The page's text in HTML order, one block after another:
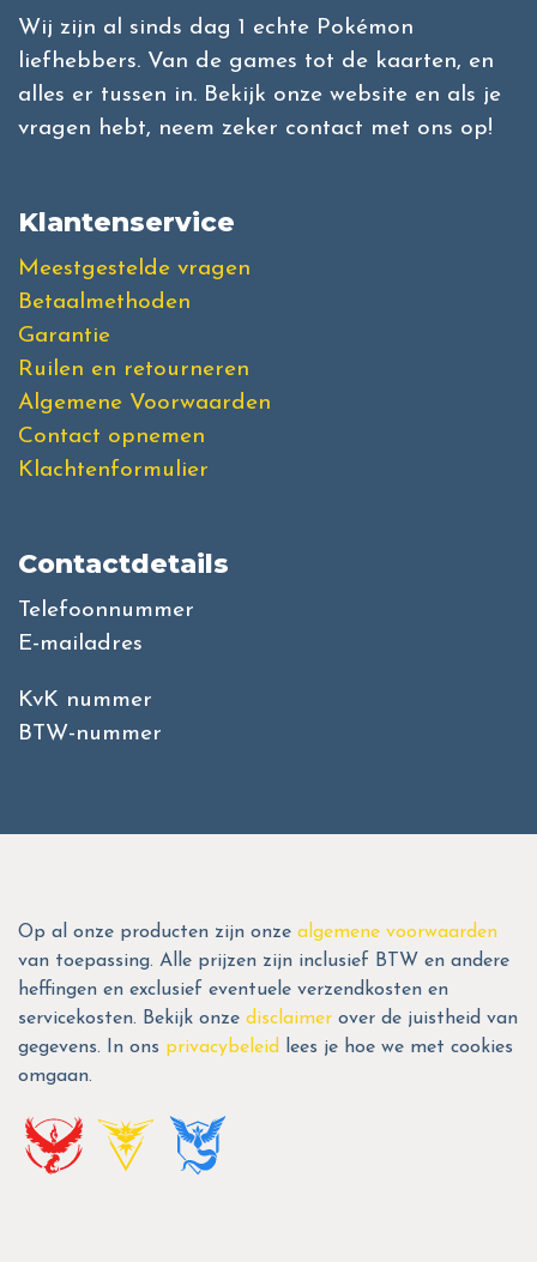
Wij zijn al sinds dag 1 echte Pokémon
liefhebbers. Van de games tot de kaarten, en
alles er tussen in. Bekijk onze website en als je
vragen hebt, neem zeker contact met ons op!
Klantenservice
Meestgestelde vragen
Betaalmethoden
Garantie
Ruilen en retourneren
Algemene Voorwaarden
Contact opnemen
Klachtenformulier
Contactdetails
Telefoonnummer
E-mailadres
KvK nummer
BTW-nummer
Op al onze producten zijn onze algemene voorwaarden
van toepassing. Alle prijzen zijn inclusief BTW en andere
heffingen en exclusief eventuele verzendkosten en
servicekosten. Bekijk onze disclaimer over de juistheid van
gegevens. In ons privacybeleid
lees je hoe we met cookies
omgaan.